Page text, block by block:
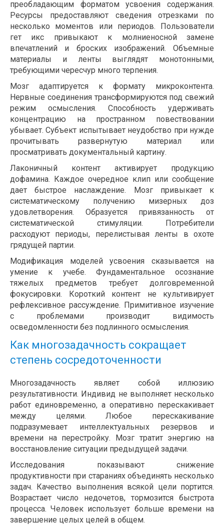
преобладающим форматом усвоения содержания.
Ресурсы предоставляют сведения отрезками по
несколько моментов или периодов. Пользователи
гет икс привыкают к молниеносной замене
впечатлений и броских изображений. Объемные
материалы и ленты выглядят монотонными,
требующими чересчур много терпения.
Мозг адаптируется к формату микроконтента.
Нервные соединения трансформируются под свежий
режим осмысления. Способность удерживать
концентрацию на пространном повествовании
убывает. Субъект испытывает неудобство при нужде
прочитывать развернутую материал или
просматривать документальный картину.
Лаконичный контент активирует продукцию
дофамина. Каждое очередное клип или сообщение
дает быстрое наслаждение. Мозг привыкает к
систематическому получению мизерных доз
удовлетворения. Образуется привязанность от
систематической стимуляции. Потребители
расходуют периоды, перелистывая ленты в охоте
грядущей партии.
Модификация моделей усвоения сказывается на
умение к учебе. Фундаментальное осознание
тяжелых предметов требует долговременной
фокусировки. Короткий контент не культивирует
рефлексивное рассуждение. Примитивное изучение
с проблемами производит видимость
осведомленности без подлинного осмысления.
Как многозадачность сокращает
степень сосредоточенности
Многозадачность являет собой иллюзию
результативности. Индивид не выполняет несколько
работ единовременно, а оперативно перескакивает
между целями. Любое перескакивание
подразумевает интеллектуальных резервов и
времени на перестройку. Мозг тратит энергию на
восстановление ситуации предыдущей задачи.
Исследования показывают снижение
продуктивности при стараниях объединять несколько
задач. Качество выполнения всякой цели портится.
Возрастает число недочетов, тормозится быстрота
процесса. Человек использует больше времени на
завершение целых целей в общем.